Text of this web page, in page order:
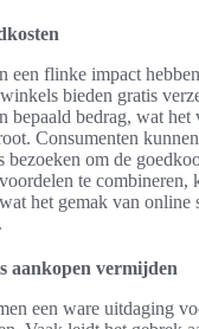
een flinke impact
bieden gratis
bepaald bedrag, wat
Consumenten
bezoeken om de
te combineren,
het gemak van online
aankopen vermijden
een ware uitdaging